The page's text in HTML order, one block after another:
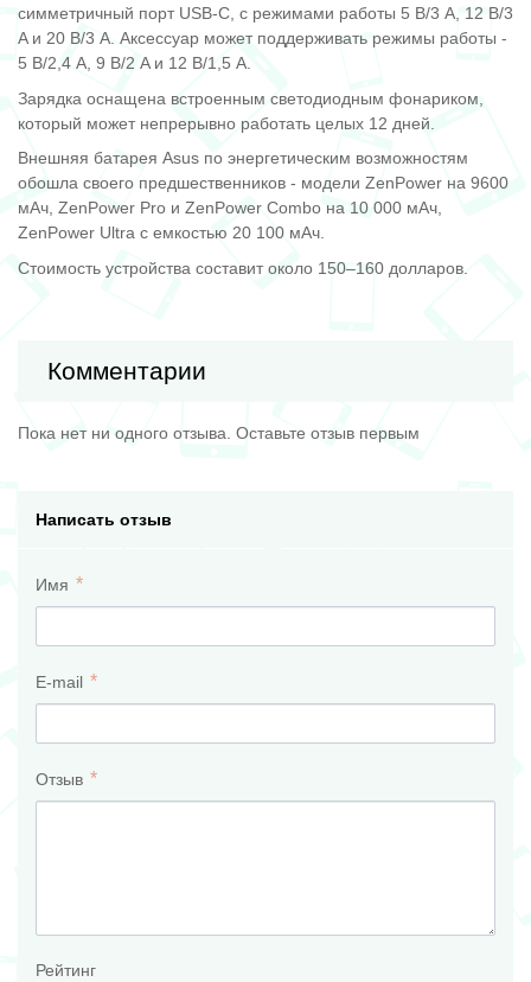
симметричный порт USB-C, с режимами работы 5 В/3 A, 12 В/3
A и 20 В/3 A. Аксессуар может поддерживать режимы работы -
5 В/2,4 A, 9 В/2 A и 12 В/1,5 A.
Зарядка оснащена встроенным светодиодным фонариком,
который может непрерывно работать целых 12 дней.
Внешняя батарея Asus по энергетическим возможностям
обошла своего предшественников - модели ZenPower на 9600
мАч, ZenPower Pro и ZenPower Combo на 10 000 мАч,
ZenPower Ultra с емкостью 20 100 мАч.
Стоимость устройства составит около 150–160 долларов.
Комментарии
Пока нет ни одного отзыва. Оставьте отзыв первым
Написать отзыв
Имя
E-mail
Отзыв
Рейтинг